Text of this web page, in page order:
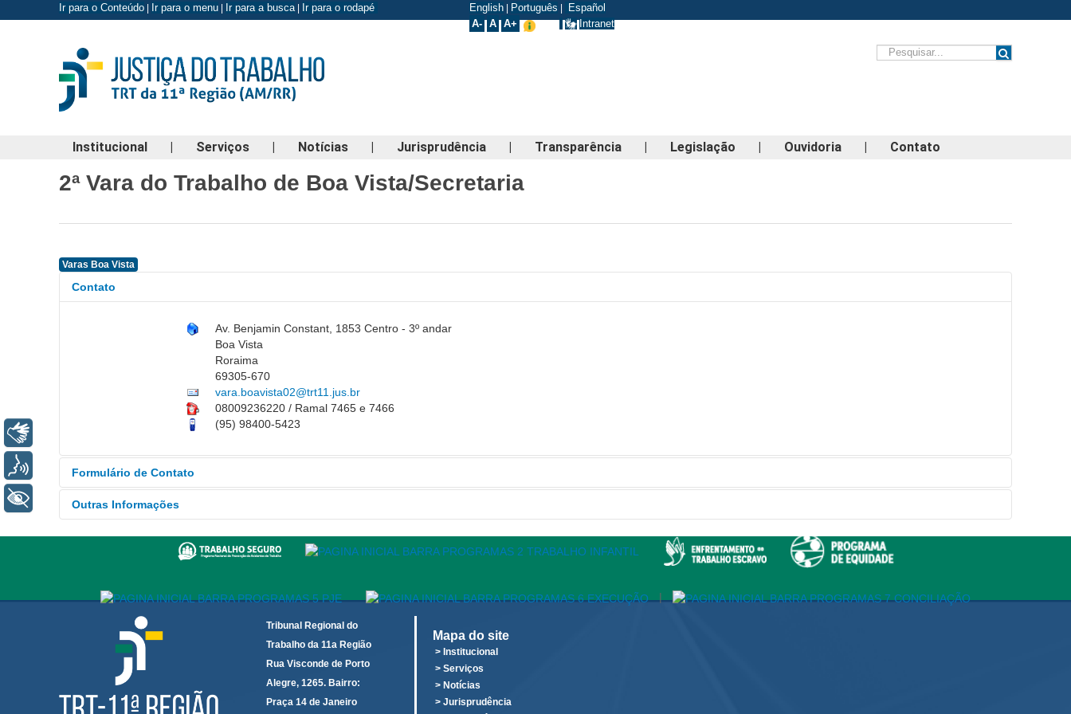
Ir para o Conteúdo Ir para o menu Ir para a busca| Ir para o rodapé English Português
Español
A- A A+ Intranet
Institucional | Serviços | Notícias | Jurisprudência | Transparência | Legislação | Ouvidoria | Contato
2ª Vara do Trabalho de Boa Vista/Secretaria
Varas Boa Vista
Contato
Av. Benjamin Constant, 1853 Centro - 3º andar
Boa Vista
Roraima
69305-670
vara.boavista02@trt11.jus.br
08009236220 / Ramal 7465 e 7466
(95) 98400-5423
Formulário de Contato
Enviar um email. Todos os campos com um asterisco (*) são obrigatórios.
Assunto
Outras Informações
Horário de Atendimento: Segunda a sexta - 7h30 às 14h30
|
Tribunal Regional do
Trabalho da 11a Região
Rua Visconde de Porto
Alegre, 1265. Bairro:
Praça 14 de Janeiro
Mapa do site
> Institucional
> Serviços
> Notícias
> Jurisprudência
+ Acessibilidade